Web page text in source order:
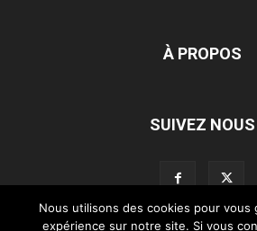
À PROPOS
SUIVEZ NOUS
Nous utilisons des cookies pour vous
expérience sur notre site. Si vous